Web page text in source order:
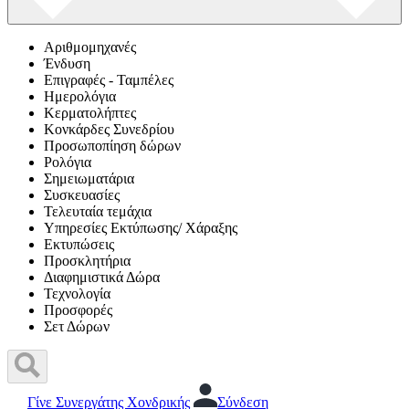
Αριθμομηχανές
Ένδυση
Επιγραφές - Ταμπέλες
Ημερολόγια
Κερματολήπτες
Κονκάρδες Συνεδρίου
Προσωποπίηση δώρων
Ρολόγια
Σημειωματάρια
Συσκευασίες
Τελευταία τεμάχια
Υπηρεσίες Εκτύπωσης/ Χάραξης
Εκτυπώσεις
Προσκλητήρια
Διαφημιστικά Δώρα
Τεχνολογία
Προσφορές
Σετ Δώρων
Γίνε Συνεργάτης Χονδρικής Σύνδεση